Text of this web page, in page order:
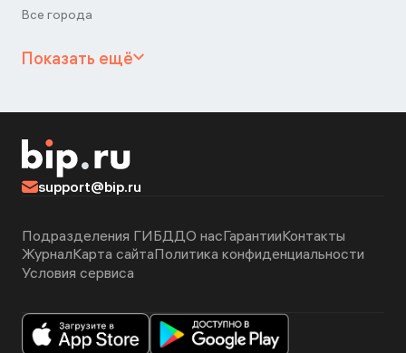
Все города
Показать ещё
support@bip.ru
Подразделения ГИБДДО насГарантииКонтакты
ЖурналКарта сайтаПолитика конфиденциальности
Условия сервиса